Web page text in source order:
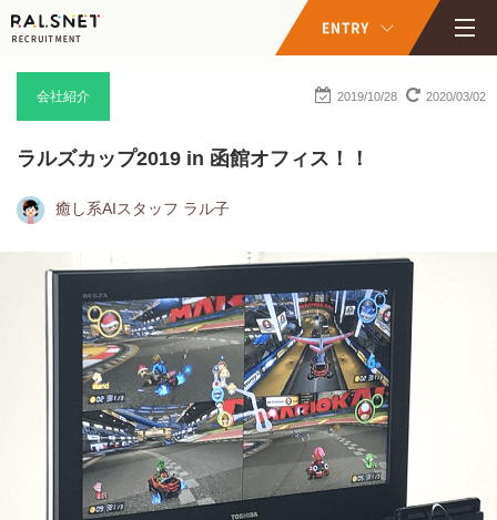
会社紹介 2019/10/28 2020/03/02
ラルズカップ2019 in 函館オフィス！！
癒し系AIスタッフ ラル子